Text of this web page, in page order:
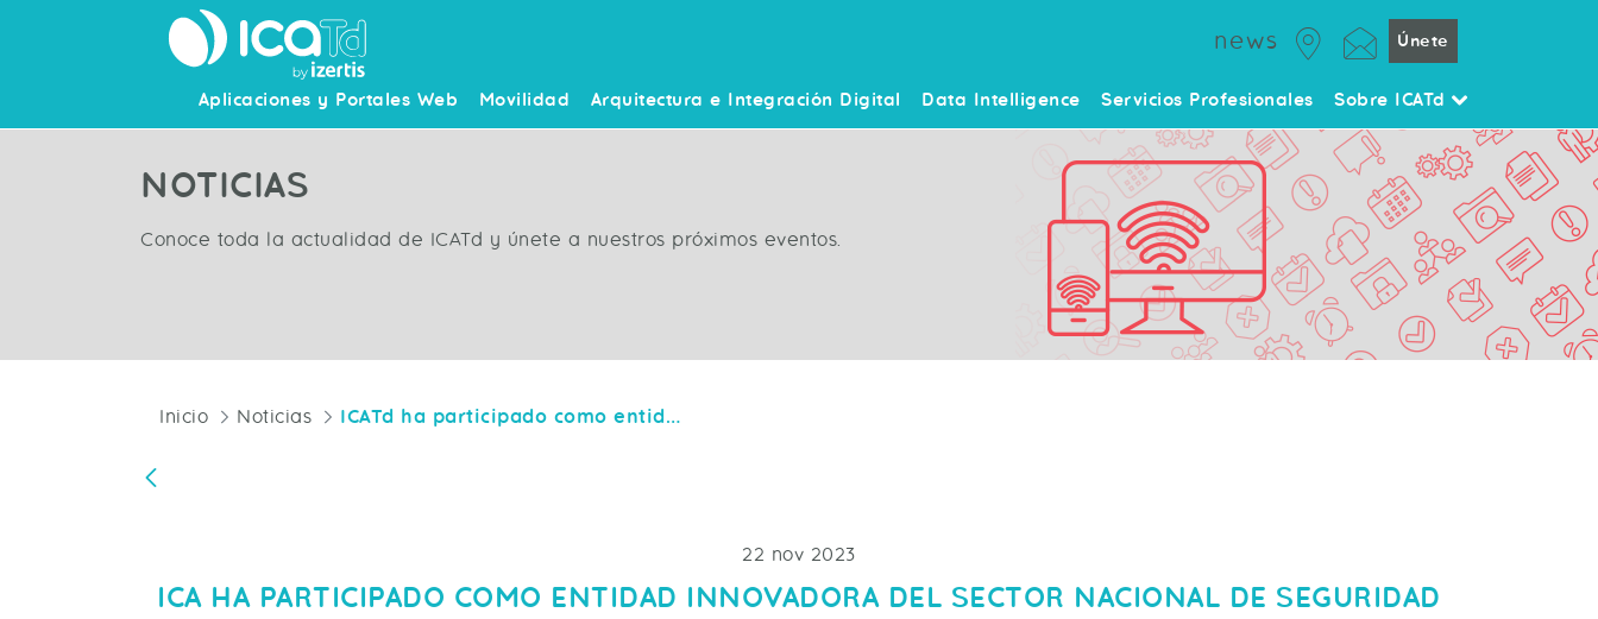
news Únete
Aplicaciones y Portales Web Movilidad Arquitectura e Integración Digital Data Intelligence Servicios Profesionales Sobre ICATd
NOTICIAS
Conoce toda la actualidad de ICATd y únete a nuestros próximos eventos.
Inicio Noticias ICATd ha participado como entidad innovadora del sector nacional de seguridad
22 nov 2023
ICA HA PARTICIPADO COMO ENTIDAD INNOVADORA DEL SECTOR NACIONAL DE SEGURIDAD